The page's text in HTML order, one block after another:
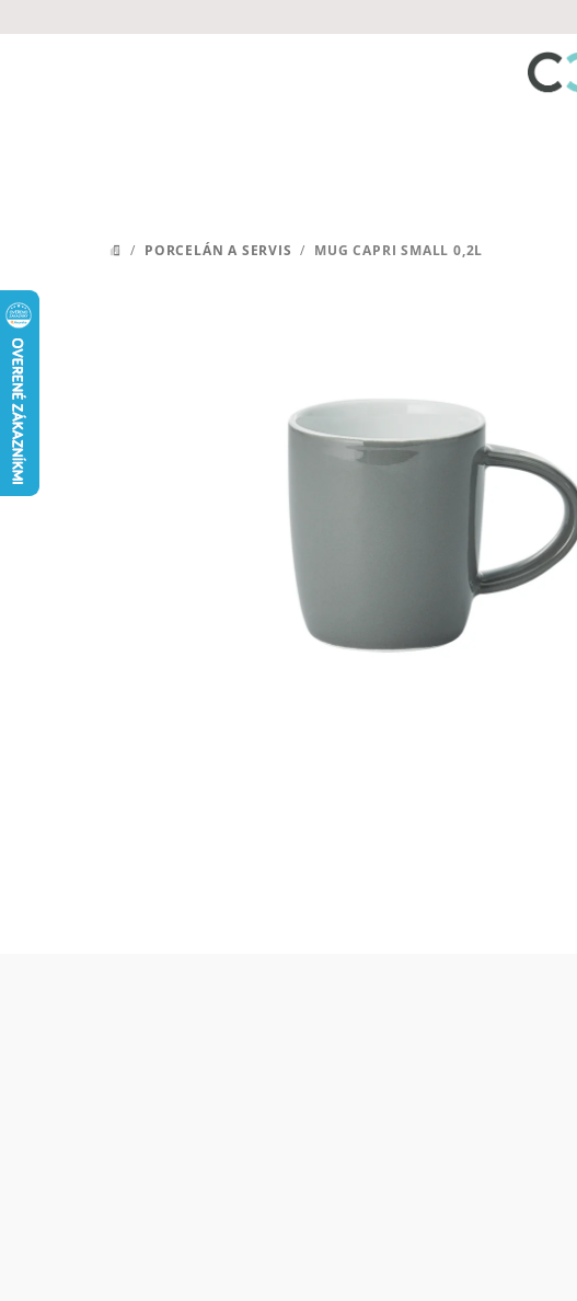
na
DOMOV
/ PORCELÁN A SERVIS / MUG CAPRI SMALL 0,2L